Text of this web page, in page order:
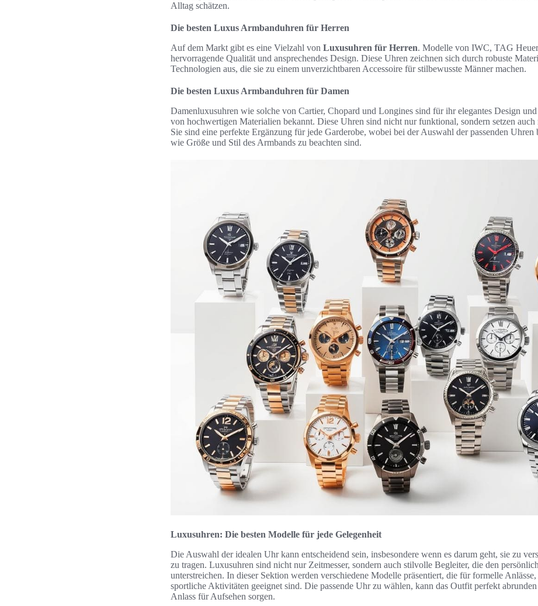
Alltag schätzen.
Die besten Luxus Armbanduhren für Herren
Auf dem Markt gibt es eine Vielzahl von Luxusuhren für Herren. Modelle von IWC, TAG
hervorragende Qualität und ansprechendes Design. Diese Uhren zeichnen sich durch robuste
Technologien aus, die sie zu einem unverzichtbaren Accessoire für stilbewusste Männer machen.
Die besten Luxus Armbanduhren für Damen
Damenluxusuhren wie solche von Cartier, Chopard und Longines sind für ihr elegantes Design
von hochwertigen Materialien bekannt. Diese Uhren sind nicht nur funktional, sondern setzen auch
Sie sind eine perfekte Ergänzung für jede Garderobe, wobei bei der Auswahl der passenden Uhren
wie Größe und Stil des Armbands zu beachten sind.
Luxusuhren: Die besten Modelle für jede Gelegenheit
Die Auswahl der idealen Uhr kann entscheidend sein, insbesondere wenn es darum geht, sie zu
zu tragen. Luxusuhren sind nicht nur Zeitmesser, sondern auch stilvolle Begleiter, die den
unterstreichen. In dieser Sektion werden verschiedene Modelle präsentiert, die für formelle
sportliche Aktivitäten geeignet sind. Die passende Uhr zu wählen, kann das Outfit perfekt
Anlass für Aufsehen sorgen.